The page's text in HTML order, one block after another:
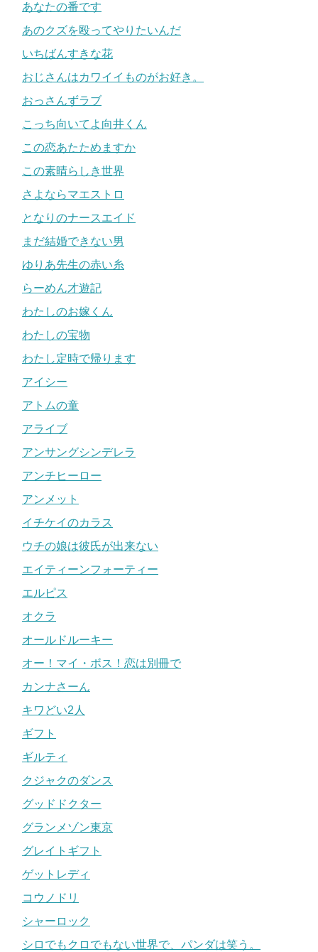
あなたの番です
あのクズを殴ってやりたいんだ
いちばんすきな花
おじさんはカワイイものがお好き。
おっさんずラブ
こっち向いてよ向井くん
この恋あたためますか
この素晴らしき世界
さよならマエストロ
となりのナースエイド
まだ結婚できない男
ゆりあ先生の赤い糸
らーめん才遊記
わたしのお嫁くん
わたしの宝物
わたし定時で帰ります
アイシー
アトムの童
アライブ
アンサングシンデレラ
アンチヒーロー
アンメット
イチケイのカラス
ウチの娘は彼氏が出来ない
エイティーンフォーティー
エルピス
オクラ
オールドルーキー
オー！マイ・ボス！恋は別冊で
カンナさーん
キワどい2人
ギフト
ギルティ
クジャクのダンス
グッドドクター
グランメゾン東京
グレイトギフト
ゲットレディ
コウノドリ
シャーロック
シロでもクロでもない世界で、パンダは笑う。